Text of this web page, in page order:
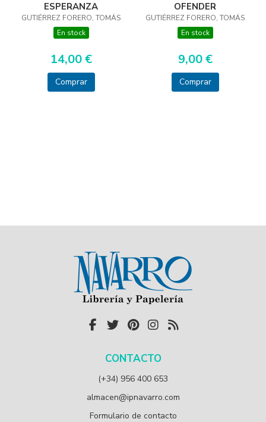
ESPERANZA
GUTIÉRREZ FORERO, TOMÁS
En stock
14,00 €
Comprar
OFENDER
GUTIÉRREZ FORERO, TOMÁS
En stock
9,00 €
Comprar
CONTACTO
(+34) 956 400 653
almacen@ipnavarro.com
Formulario de contacto